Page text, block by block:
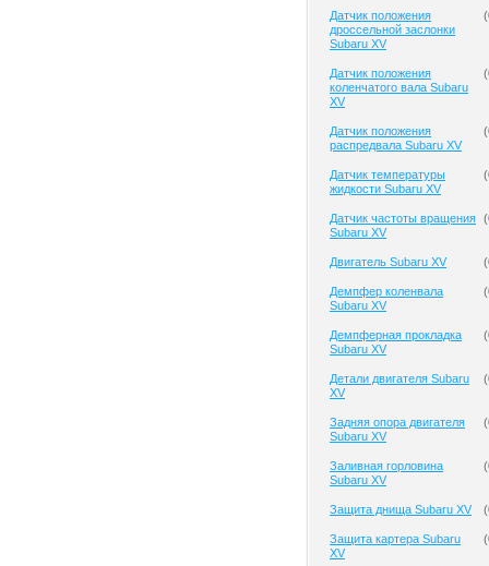
Датчик положения
дроссельной заслонки
Subaru XV
(
Датчик положения
коленчатого вала Subaru
XV
(
Датчик положения
распредвала Subaru XV
(
Датчик температуры
жидкости Subaru XV
(
Датчик частоты вращения
Subaru XV
(
Двигатель Subaru XV (
Демпфер коленвала
Subaru XV
(
Демпферная прокладка
Subaru XV
(
Детали двигателя Subaru
XV
(
Задняя опора двигателя
Subaru XV
(
Заливная горловина
Subaru XV
(
Защита днища Subaru XV (
Защита картера Subaru
XV
(